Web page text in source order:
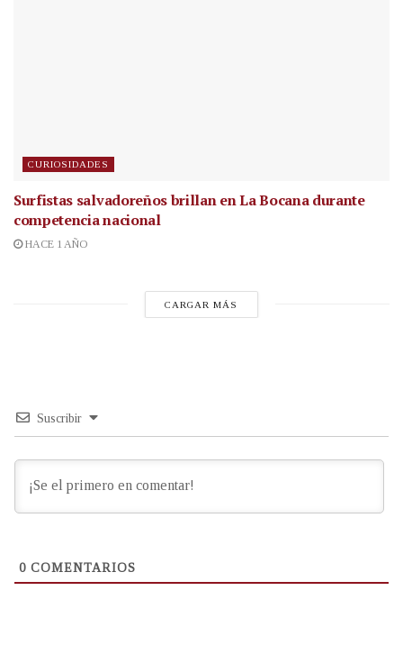
CURIOSIDADES
Surfistas salvadoreños brillan en La Bocana durante
competencia nacional
HACE 1 AÑO
CARGAR MÁS
Suscribir
0 COMENTARIOS